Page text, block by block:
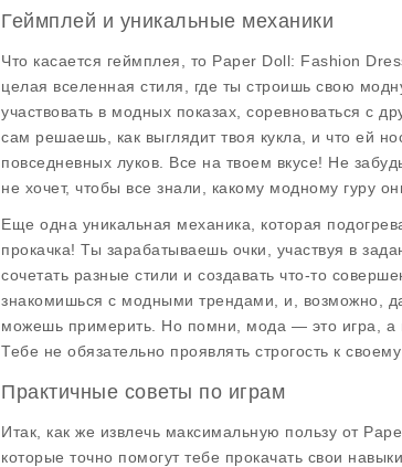
Геймплей и уникальные механики
Что касается геймплея, то Paper Doll: Fashion
целая вселенная стиля, где ты строишь свою
участвовать в модных показах, соревноваться с
сам решаешь, как выглядит твоя кукла, и что ей
повседневных луков. Все на твоем вкусе! Не
не хочет, чтобы все знали, какому модному гуру
Еще одна уникальная механика, которая
прокачка! Ты зарабатываешь очки, участвуя в
сочетать разные стили и создавать что-то
знакомишься с модными трендами, и, возможно,
можешь примерить. Но помни, мода — это игра, а
Тебе не обязательно проявлять строгость к
Практичные советы по играм
Итак, как же извлечь максимальную пользу от
которые точно помогут тебе прокачать свои